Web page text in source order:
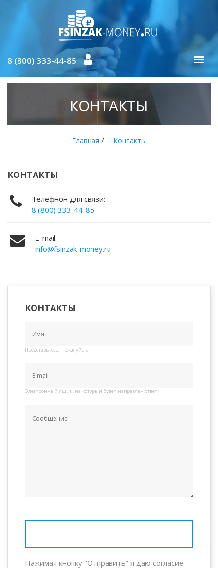
8 (800) 333-44-85
КОНТАКТЫ
Главная / Контакты
КОНТАКТЫ
Телефнон для связи:
8 (800) 333-44-85
E-mail:
info@fsinzak-money.ru
КОНТАКТЫ
Представьтесь, пожалуйста
Электронный ящик, на который будет направлен ответ
Нажимая кнопку "Отправить" я даю согласие